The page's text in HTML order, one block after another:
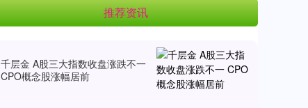
推荐资讯
千层金 A股三大指数收盘涨跌不一
CPO概念股涨幅居前